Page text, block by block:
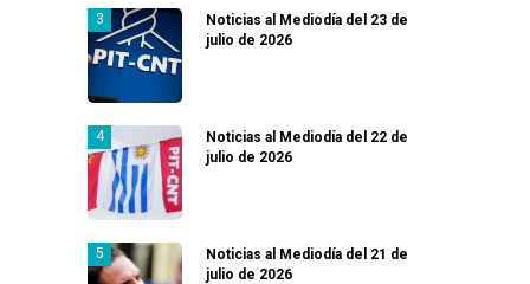
Noticias al Mediodía del 23 de
julio de 2026
Noticias al Mediodía del 22 de
julio de 2026
Noticias al Mediodía del 21 de
julio de 2026